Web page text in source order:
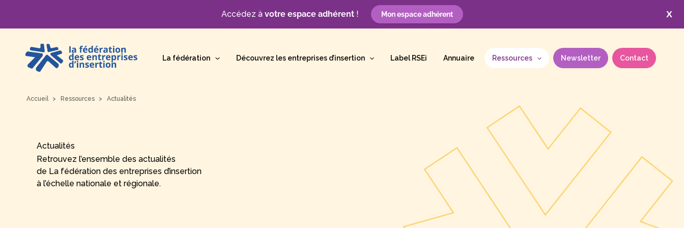
X
Accédez à votre espace adhérent! Mon espace adhérent
contenu
La fédération Découvrez les entreprises d’insertion Label RSEi Annuaire Ressources Newsletter Contact
Accueil Ressources Actualités
Actualités
Retrouvez l’ensemble des actualités
de La fédération des entreprises d’insertion
à l’échelle nationale et régionale.